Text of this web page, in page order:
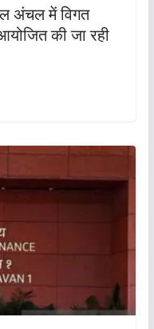
अंचल में विगत
की जा रही